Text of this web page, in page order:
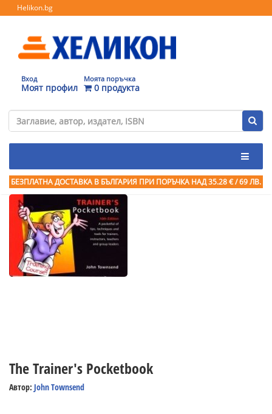
Helikon.bg
Вход
Моят профил
Моята поръчка
0 продукта
БЕЗПЛАТНА ДОСТАВКА В БЪЛГАРИЯ ПРИ ПОРЪЧКА НАД 35.28 € / 69 ЛВ.
The Trainer's Pocketbook
Автор: John Townsend